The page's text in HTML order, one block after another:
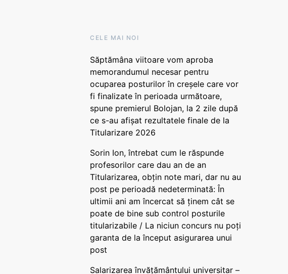
CELE MAI NOI
Săptămâna viitoare vom aproba
memorandumul necesar pentru
ocuparea posturilor în creșele care vor
fi finalizate în perioada următoare,
spune premierul Bolojan, la 2 zile după
ce s-au afișat rezultatele finale de la
Titularizare 2026
Sorin Ion, întrebat cum le răspunde
profesorilor care dau an de an
Titularizarea, obțin note mari, dar nu au
post pe perioadă nedeterminată: În
ultimii ani am încercat să ținem cât se
poate de bine sub control posturile
titularizabile / La niciun concurs nu poți
garanta de la început asigurarea unui
post
Salarizarea învățământului universitar –